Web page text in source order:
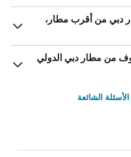
دبي من أقرب مطار،
من مطار دبي الدولي
الشائعة